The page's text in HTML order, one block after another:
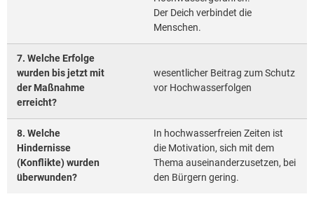
Der Deich verbindet die
Menschen.
7. Welche Erfolge
wurden bis jetzt mit
der Maßnahme
erreicht?
wesentlicher Beitrag zum Schutz
vor Hochwasserfolgen
8. Welche
Hindernisse
(Konflikte) wurden
überwunden?
In hochwasserfreien Zeiten ist
die Motivation, sich mit dem
Thema auseinanderzusetzen, bei
den Bürgern gering.